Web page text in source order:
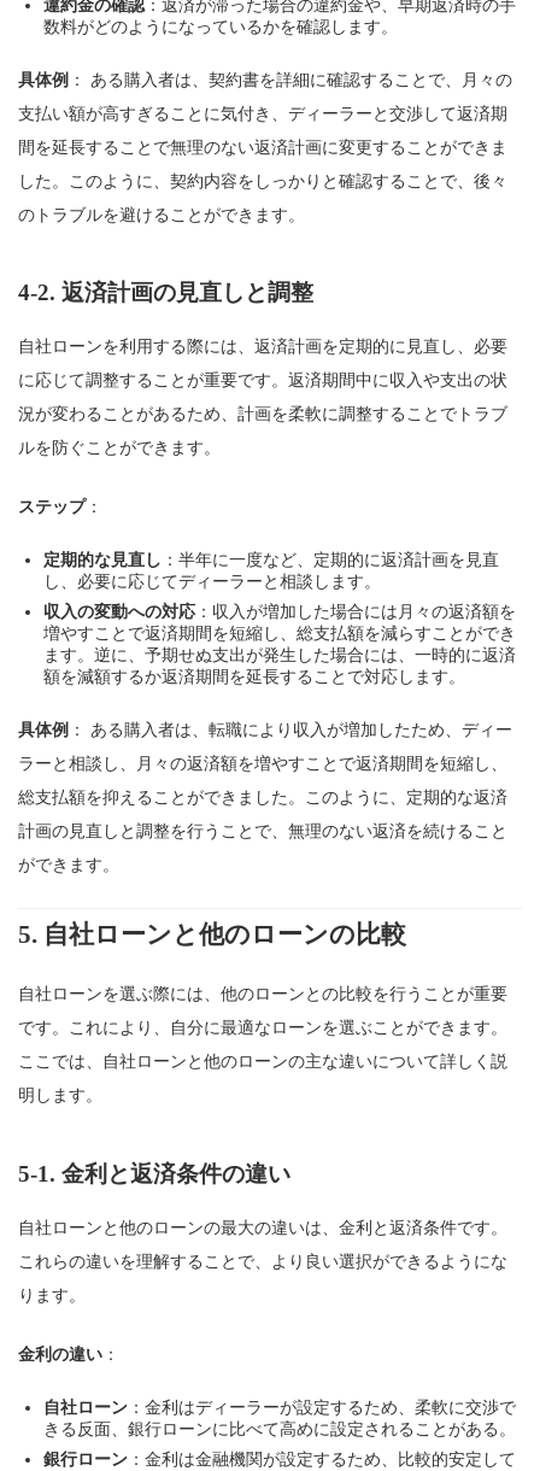
違約金の確認 ：返済が滞った場合の違約金や、早期返済時の手
数料がどのようになっているかを確認します。
具体例 ： ある購入者は、契約書を詳細に確認することで、月々の
支払い額が高すぎることに気付き、ディーラーと交渉して返済期
間を延長することで無理のない返済計画に変更することができま
した。このように、契約内容をしっかりと確認することで、後々
のトラブルを避けることができます。
4-2. 返済計画の見直しと調整
自社ローンを利用する際には、返済計画を定期的に見直し、必要
に応じて調整することが重要です。返済期間中に収入や支出の状
況が変わることがあるため、計画を柔軟に調整することでトラブ
ルを防ぐことができます。
ステップ：
定期的な見直し ：半年に一度など、定期的に返済計画を見直
し、必要に応じてディーラーと相談します。
収入の変動への対応 ：収入が増加した場合には月々の返済額を
増やすことで返済期間を短縮し、総支払額を減らすことができ
ます。逆に、予期せぬ支出が発生した場合には、一時的に返済
額を減額するか返済期間を延長することで対応します。
具体例 ： ある購入者は、転職により収入が増加したため、ディー
ラーと相談し、月々の返済額を増やすことで返済期間を短縮し、
総支払額を抑えることができました。このように、定期的な返済
計画の見直しと調整を行うことで、無理のない返済を続けること
ができます。
5. 自社ローンと他のローンの比較
自社ローンを選ぶ際には、他のローンとの比較を行うことが重要
です。これにより、自分に最適なローンを選ぶことができます。
ここでは、自社ローンと他のローンの主な違いについて詳しく説
明します。
5-1. 金利と返済条件の違い
自社ローンと他のローンの最大の違いは、金利と返済条件です。
これらの違いを理解することで、より良い選択ができるようにな
ります。
金利の違い ：
自社ローン ：金利はディーラーが設定するため、柔軟に交渉で
きる反面、銀行ローンに比べて高めに設定されることがある。
銀行ローン ：金利は金融機関が設定するため、比較的安定して